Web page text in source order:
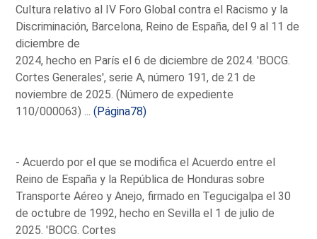
Cultura relativo al IV Foro Global contra el Racismo y la
Discriminación, Barcelona, Reino de España, del 9 al 11 de
diciembre de
2024, hecho en París el 6 de diciembre de 2024. 'BOCG.
Cortes Generales', serie A, número 191, de 21 de
noviembre de 2025. (Número de expediente
110/000063) ...(Página78)
- Acuerdo por el que se modifica el Acuerdo entre el
Reino de España y la República de Honduras sobre
Transporte Aéreo y Anejo, firmado en Tegucigalpa el 30
de octubre de 1992, hecho en Sevilla el 1 de julio de
2025. 'BOCG. Cortes